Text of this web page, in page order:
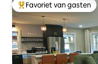
Topfavoriet van gasten
Favoriet van gasten